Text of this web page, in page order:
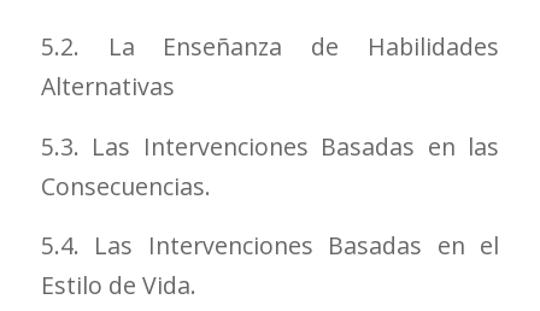
5.2. La Enseñanza de Habilidades
Alternativas
5.3. Las Intervenciones Basadas en las
Consecuencias.
5.4. Las Intervenciones Basadas en el
Estilo de Vida.